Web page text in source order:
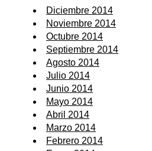
Diciembre 2014
Noviembre 2014
Octubre 2014
Septiembre 2014
Agosto 2014
Julio 2014
Junio 2014
Mayo 2014
Abril 2014
Marzo 2014
Febrero 2014